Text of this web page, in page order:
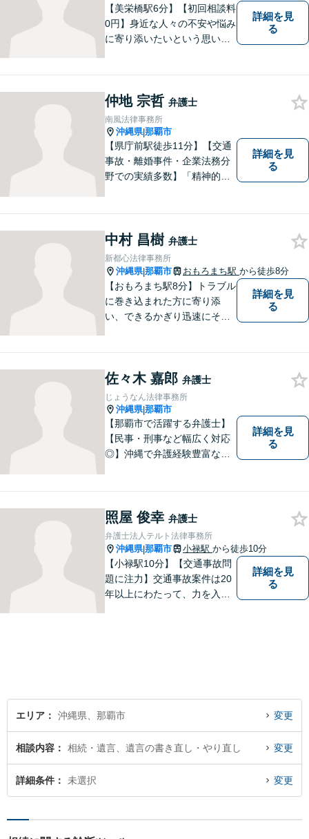
【美栄橋駅6分】【初回相談料
0円】身近な人々の不安や悩み
に寄り添いたいという思いか
指すことが私の信念です。
【休日面談可】
詳細を見
る
仲地 宗哲 弁護士
南風法律事務所
沖縄県|那覇市
【県庁前駅徒歩11分】【交通
事故・離婚事件・企業法務分
野での実績多数】「精神的な
ですので、お気軽にご相談く
ださい。個々に応じた解決策
をご提案します。
詳細を見
る
中村 昌樹 弁護士
新都心法律事務所
沖縄県|那覇市 おもろまち駅 から徒歩8分
【おもろまち駅8分】トラブル
に巻き込まれた方に寄り添
い、できるかぎり迅速にそし
婚、借金、相続、交通事故
等、生活上のトラブルがござ
いましたら、お気軽にご相談
下さい。
詳細を見
る
佐々木 嘉郎 弁護士
じょうなん法律事務所
沖縄県|那覇市
【那覇市で活躍する弁護士】
【民事・刑事など幅広く対応
◎】沖縄で弁護経験豊富な弁
尽力します！皆様のご希望を
丁寧にお聞きします。【牧志
駅・安里駅から徒歩圏】
詳細を見
る
照屋 俊幸 弁護士
弁護士法人テルト法律事務所
沖縄県|那覇市 小禄駅 から徒歩10分
【小禄駅10分】【交通事故問
題に注力】交通事故案件は20
年以上にわたって、力を入れ
詳細を見
る
エリア 沖縄県、那覇市 変更
相談内容 相続・遺言、遺言の書き直し・やり直し 変更
詳細条件 未選択 変更